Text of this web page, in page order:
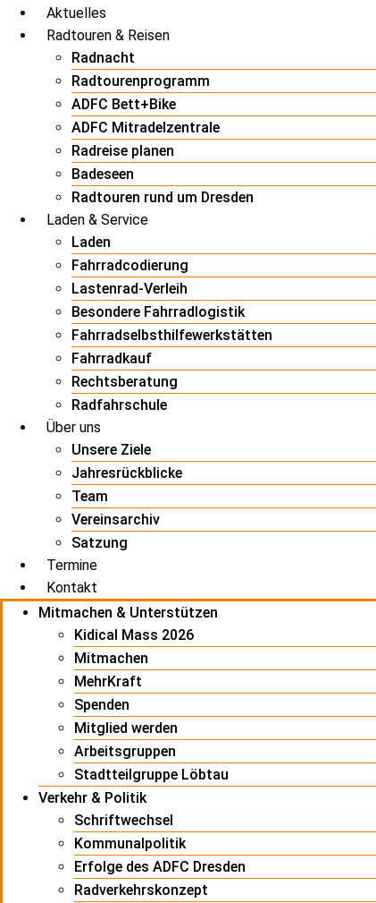
Aktuelles
Radtouren & Reisen
Radnacht
Radtourenprogramm
ADFC Bett+Bike
ADFC Mitradelzentrale
Radreise planen
Badeseen
Radtouren rund um Dresden
Laden & Service
Laden
Fahrradcodierung
Lastenrad-Verleih
Besondere Fahrradlogistik
Fahrradselbsthilfewerkstätten
Fahrradkauf
Rechtsberatung
Radfahrschule
Über uns
Unsere Ziele
Jahresrückblicke
Team
Vereinsarchiv
Satzung
Termine
Kontakt
Mitmachen & Unterstützen
Kidical Mass 2026
Mitmachen
MehrKraft
Spenden
Mitglied werden
Arbeitsgruppen
Stadtteilgruppe Löbtau
Verkehr & Politik
Schriftwechsel
Kommunalpolitik
Erfolge des ADFC Dresden
Radverkehrskonzept